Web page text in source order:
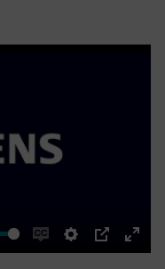
EnableSettings
PIP
Enter